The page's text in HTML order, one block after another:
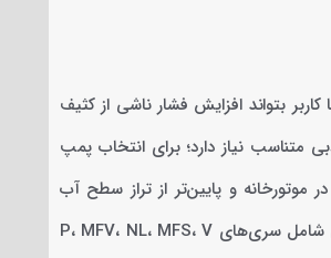
مجهز شده تا کاربر بتواند افزایش فشار ناشی از کثیف
نیاز دارد؛ برای انتخاب پمپ
و پایین‌تر از تراز سطح آب
استخر است تا آب به‌صورت طبیعی وارد مسیر مکش پمپ شود. خانواده فیلترهای شنی ایمکس شامل سری‌های P، MFV، NL، MFS، V